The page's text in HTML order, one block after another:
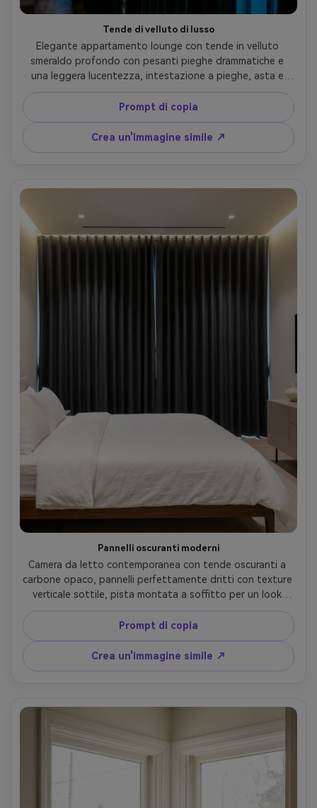
Tende di velluto di lusso
Elegante appartamento lounge con tende in velluto
smeraldo profondo con pesanti pieghe drammatiche e
una leggera lucentezza, intestazione a pieghe, asta e
finiture in ottone spazzolato, luce serale della lampada
ambientale più riempimento fresco della finestra, ricco
contrasto e umore cinematografico, tavolino in marmo e
opere d'arte moderne sfocate dietro, Canon R5, 50mm,
f/2.0, profondità di campo bassa, highlights e ombre
Prompt di copia
Crea un'immagine simile ↗
Pannelli oscuranti moderni
Camera da letto contemporanea con tende oscuranti a
carbone opaco, pannelli perfettamente dritti con texture
verticale sottile, pista montata a soffitto per un look
elegante, morbida illuminazione indiretta a LED e perdite
minime di luce diurna ai bordi, ombre nitide, letto
ordinato con biancheria bianca, scattato su Nikon Z8,
28mm, f/4, stile fotografico immobiliare di fascia alta,
peso e cuciture ultra-realistiche della tenda-AR 4:5
Prompt di copia
Crea un'immagine simile ↗